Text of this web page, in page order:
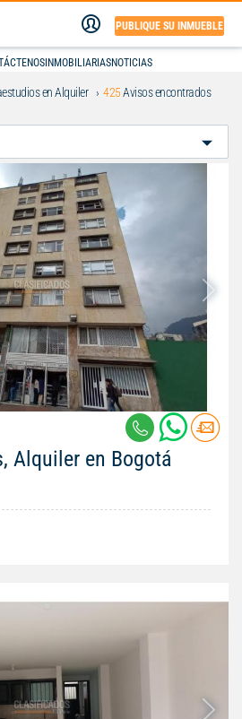
PUBLIQUE SU INMUEBLE
INMOBILIARIASNOTICIAS
en Alquiler 425Avisos encontrados
Alquiler en Bogotá